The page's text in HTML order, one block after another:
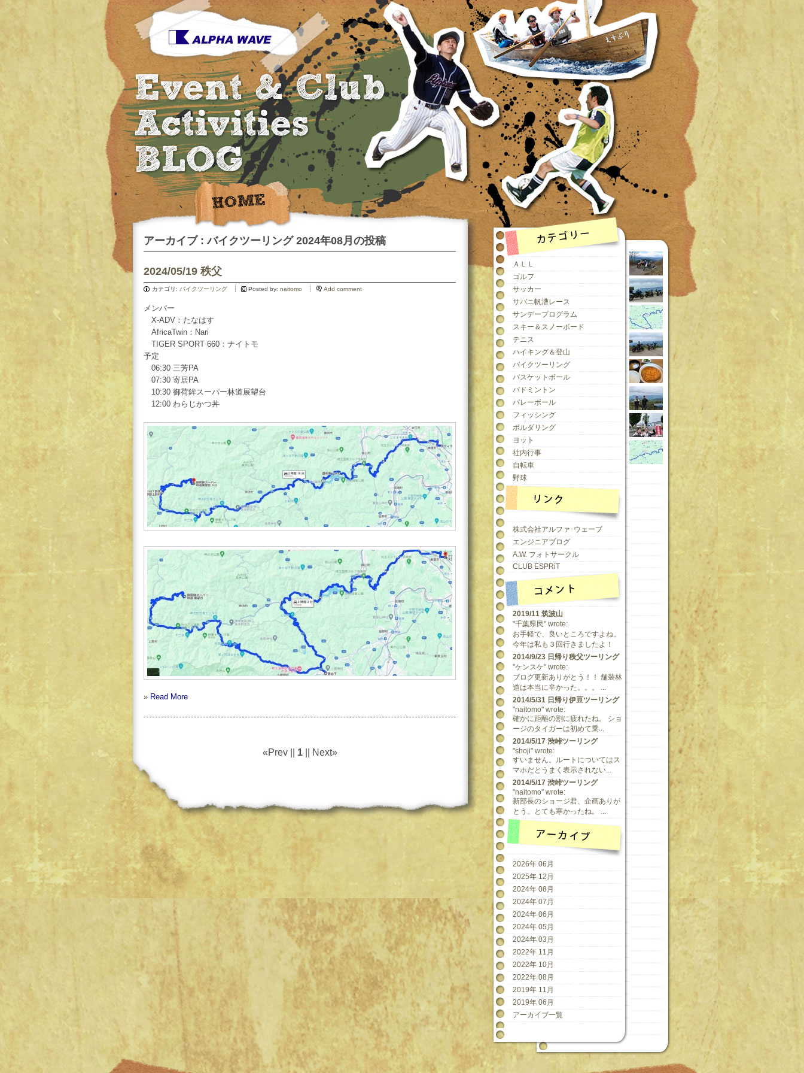
アーカイブ : バイクツーリング 2024年08月の投稿
2024/05/19 秩父
カテゴリ: バイクツーリング Posted by: naitomo Add comment
メンバー
X-ADV：たなはす
AfricaTwin：Nari
TIGER SPORT 660：ナイトモ
予定
06:30 三芳PA
07:30 寄居PA
10:30 御荷鉾スーパー林道展望台
12:00 わらじかつ丼
» Read More
«Prev || 1|| Next»
ＡＬＬ
ゴルフ
サッカー
サバニ帆漕レース
サンデープログラム
スキー＆スノーボード
テニス
ハイキング＆登山
バイクツーリング
バスケットボール
バドミントン
バレーボール
フィッシング
ボルダリング
ヨット
社内行事
自転車
野球
株式会社アルファ･ウェーブ
エンジニアブログ
A.W. フォトサークル
CLUB ESPRiT
2019/11 筑波山
"千葉県民" wrote:
お手軽で、良いところですよね。
今年は私も３回行きましたよ！
2014/9/23 日帰り秩父ツーリング
"ケンスケ" wrote:
ブログ更新ありがとう！！ 舗装林
道は本当に辛かった。。。 ...
2014/5/31 日帰り伊豆ツーリング
"naitomo" wrote:
確かに距離の割に疲れたね。 ショ
ージのタイガーは初めて乗...
2014/5/17 渋峠ツーリング
"shoji" wrote:
すいません。ルートについてはス
マホだとうまく表示されない...
2014/5/17 渋峠ツーリング
"naitomo" wrote:
新部長のショージ君、企画ありが
とう。とても寒かったね。 ...
2026年 06月
2025年 12月
2024年 08月
2024年 07月
2024年 06月
2024年 05月
2024年 03月
2022年 11月
2022年 10月
2022年 08月
2019年 11月
2019年 06月
アーカイブ一覧